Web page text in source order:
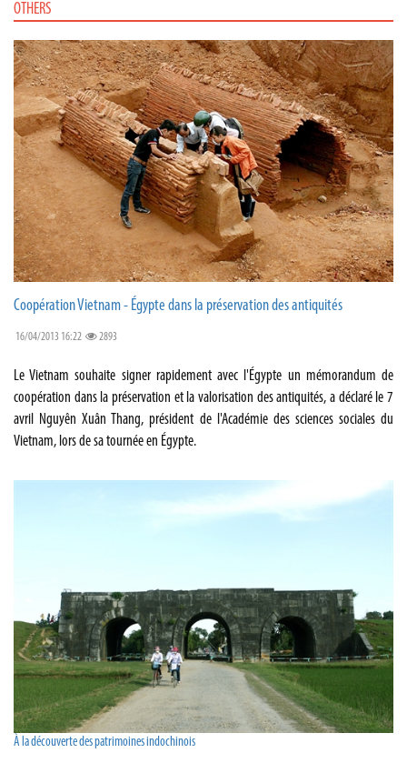
OTHERS
Coopération Vietnam - Égypte dans la préservation des antiquités
16/04/2013 16:22 2893
Le Vietnam souhaite signer rapidement avec l'Égypte un mémorandum de
coopération dans la préservation et la valorisation des antiquités, a déclaré le 7
avril Nguyên Xuân Thang, président de l'Académie des sciences sociales du
Vietnam, lors de sa tournée en Égypte.
À la découverte des patrimoines indochinois